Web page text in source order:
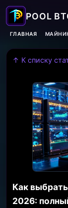
ГЛАВНАЯ
↑ К списку
Как
2026: